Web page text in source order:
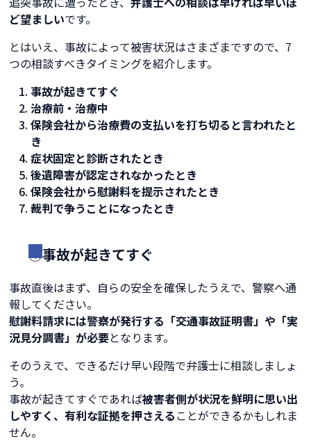
ど望ましいです。
とはいえ、事故によって被害状況はさまざまですので、7
つの相談すべきタイミングを紹介します。
事故が起きてすぐ
治療前・治療中
保険会社から治療費の支払いを打ち切ると言われたと
き
症状固定と診断されたとき
後遺障害が認定されなかったとき
保険会社から慰謝料を提示されたとき
裁判で争うことになったとき
①事故が起きてすぐ
事故直後はまず、自らの安全を確保したうえで、警察へ通
報してください。
慰謝料請求には警察が発行する「交通事故証明書」や「実
況見分調書」が必要となります。
そのうえで、できるだけ早い段階で弁護士に相談しましょ
う。
事故が起きてすぐであれば被害者側が状況を鮮明に思い出
しやすく、有利な証拠を押さえることができるかもしれま
せん。